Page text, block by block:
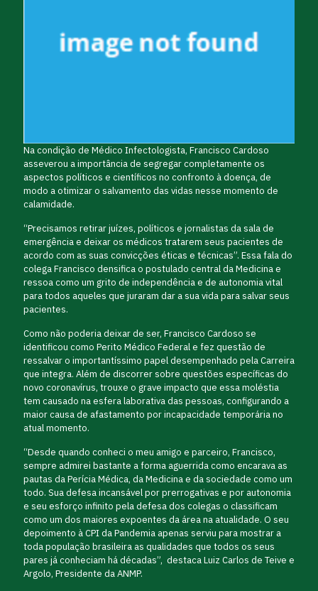
Na condição de Médico Infectologista, Francisco Cardoso
asseverou a importância de segregar completamente os
aspectos políticos e científicos no confronto à doença, de
modo a otimizar o salvamento das vidas nesse momento de
calamidade.
“Precisamos retirar juízes, políticos e jornalistas da sala de
emergência e deixar os médicos tratarem seus pacientes de
acordo com as suas convicções éticas e técnicas”. Essa fala do
colega Francisco densifica o postulado central da Medicina e
ressoa como um grito de independência e de autonomia vital
para todos aqueles que juraram dar a sua vida para salvar seus
pacientes.
Como não poderia deixar de ser, Francisco Cardoso se
identificou como Perito Médico Federal e fez questão de
ressalvar o importantíssimo papel desempenhado pela Carreira
que integra. Além de discorrer sobre questões específicas do
novo coronavírus, trouxe o grave impacto que essa moléstia
tem causado na esfera laborativa das pessoas, configurando a
maior causa de afastamento por incapacidade temporária no
atual momento.
“Desde quando conheci o meu amigo e parceiro, Francisco,
sempre admirei bastante a forma aguerrida como encarava as
pautas da Perícia Médica, da Medicina e da sociedade como um
todo. Sua defesa incansável por prerrogativas e por autonomia
e seu esforço infinito pela defesa dos colegas o classificam
como um dos maiores expoentes da área na atualidade. O seu
depoimento à CPI da Pandemia apenas serviu para mostrar a
toda população brasileira as qualidades que todos os seus
pares já conheciam há décadas”, destaca Luiz Carlos de Teive e
Argolo, Presidente da ANMP.